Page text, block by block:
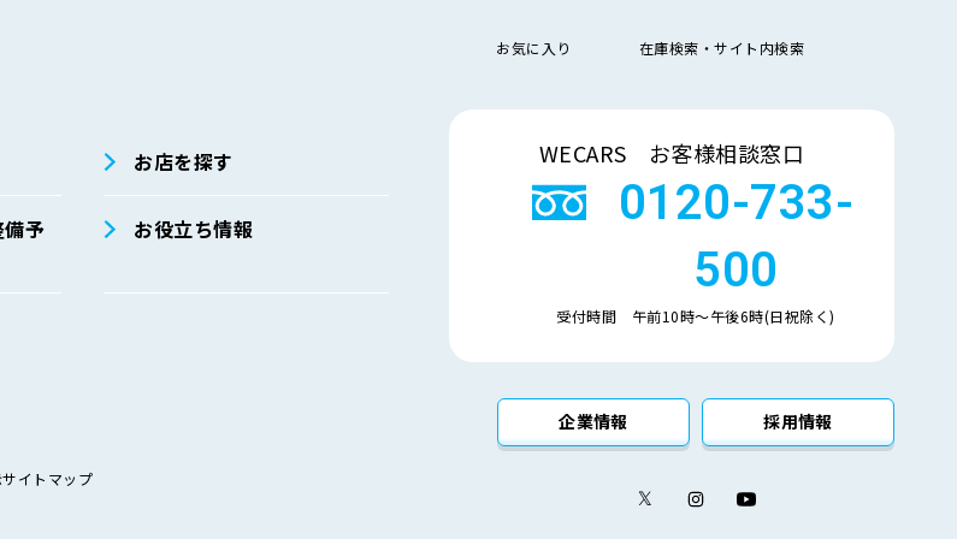
気
大きい順
検
残
多い順
お気に入り 在庫検索・サイト内検索
お店を探す
予
お役立ち情報
サイトマップ
WECARS お客様相談窓口
0120-733-
500
受付時間 午前10時〜午後6時(日祝除く)
企業情報 採用情報